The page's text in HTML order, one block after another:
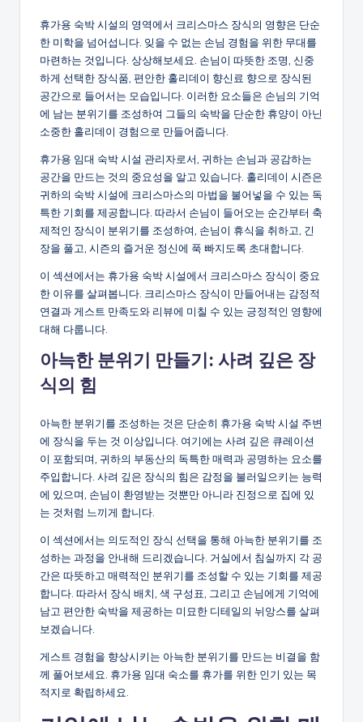
휴가용 숙박 시설의 영역에서 크리스마스 장식의 영향은 단순
한 미학을 넘어섭니다. 잊을 수 없는 손님 경험을 위한 무대를
마련하는 것입니다. 상상해보세요. 손님이 따뜻한 조명, 신중
하게 선택한 장식품, 편안한 홀리데이 향신료 향으로 장식된
공간으로 들어서는 모습입니다. 이러한 요소들은 손님의 기억
에 남는 분위기를 조성하여 그들의 숙박을 단순한 휴양이 아닌
소중한 홀리데이 경험으로 만들어줍니다.
휴가용 임대 숙박 시설 관리자로서, 귀하는 손님과 공감하는
공간을 만드는 것의 중요성을 알고 있습니다. 홀리데이 시즌은
귀하의 숙박 시설에 크리스마스의 마법을 불어넣을 수 있는 독
특한 기회를 제공합니다. 따라서 손님이 들어오는 순간부터 축
제적인 장식이 분위기를 조성하여, 손님이 휴식을 취하고, 긴
장을 풀고, 시즌의 즐거운 정신에 푹 빠지도록 초대합니다.
이 섹션에서는 휴가용 숙박 시설에서 크리스마스 장식이 중요
한 이유를 살펴봅니다. 크리스마스 장식이 만들어내는 감정적
연결과 게스트 만족도와 리뷰에 미칠 수 있는 긍정적인 영향에
대해 다룹니다.
아늑한 분위기 만들기: 사려 깊은 장
식의 힘
아늑한 분위기를 조성하는 것은 단순히 휴가용 숙박 시설 주변
에 장식을 두는 것 이상입니다. 여기에는 사려 깊은 큐레이션
이 포함되며, 귀하의 부동산의 독특한 매력과 공명하는 요소를
주입합니다. 사려 깊은 장식의 힘은 감정을 불러일으키는 능력
에 있으며, 손님이 환영받는 것뿐만 아니라 진정으로 집에 있
는 것처럼 느끼게 합니다.
이 섹션에서는 의도적인 장식 선택을 통해 아늑한 분위기를 조
성하는 과정을 안내해 드리겠습니다. 거실에서 침실까지 각 공
간은 따뜻하고 매력적인 분위기를 조성할 수 있는 기회를 제공
합니다. 따라서 장식 배치, 색 구성표, 그리고 손님에게 기억에
남고 편안한 숙박을 제공하는 미묘한 디테일의 뉘앙스를 살펴
보겠습니다.
게스트 경험을 향상시키는 아늑한 분위기를 만드는 비결을 함
께 풀어보세요. 휴가용 임대 숙소를 휴가를 위한 인기 있는 목
적지로 확립하세요.